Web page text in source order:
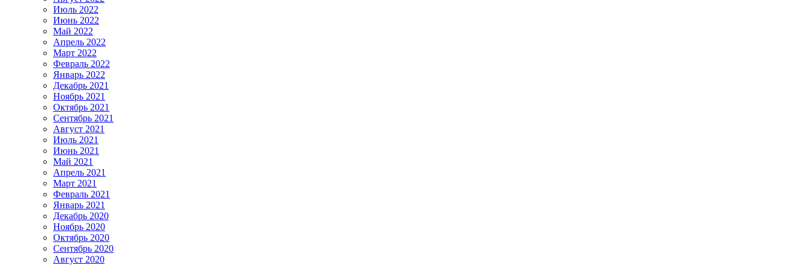
Июль 2022
Июнь 2022
Май 2022
Апрель 2022
Март 2022
Февраль 2022
Январь 2022
Декабрь 2021
Ноябрь 2021
Октябрь 2021
Сентябрь 2021
Август 2021
Июль 2021
Июнь 2021
Май 2021
Апрель 2021
Март 2021
Февраль 2021
Январь 2021
Декабрь 2020
Ноябрь 2020
Октябрь 2020
Сентябрь 2020
Август 2020